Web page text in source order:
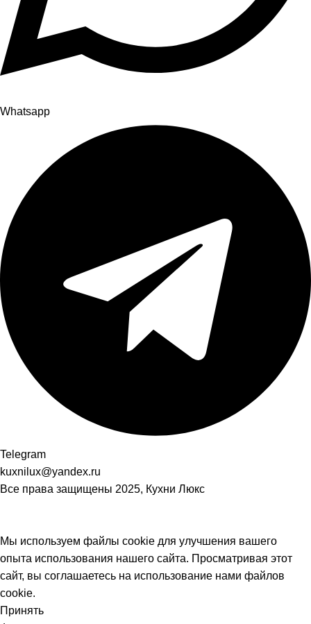
Whatsapp
Telegram
kuxnilux@yandex.ru
Все права защищены 2025, Кухни Люкс
Мы используем файлы cookie для улучшения вашего
опыта использования нашего сайта. Просматривая этот
сайт, вы соглашаетесь на использование нами файлов
cookie.
Принять